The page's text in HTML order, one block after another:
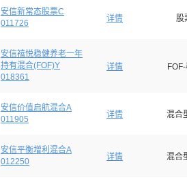
安信新常态股票C
011726
详情 股
安信禧悦稳健养老一年
持有混合(FOF)Y
018361
详情
安信价值启航混合A
011905
详情 混合
安信平衡增利混合A
012250
详情 混合